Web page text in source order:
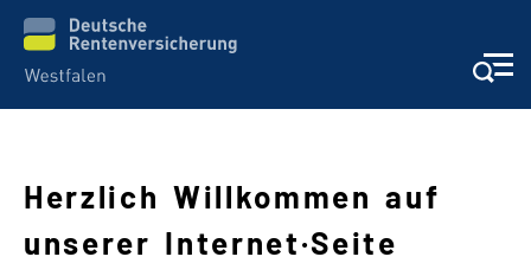
Schwere Sprache
Herzlich Willkommen auf
unserer Internet·Seite